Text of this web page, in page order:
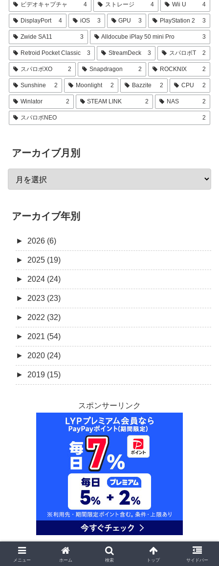
ビデオキャプチャ 4 ストレージ 4 Wii U 4
DisplayPort 4 iOS 3 GPU 3 PlayStation 2 3
Zwide SA11 3 Alldocube iPlay 50 mini Pro 3
Retroid Pocket Classic 3 StreamDeck 3 スパロボT 2
スパロボXO 2 Snapdragon 2 ROCKNIX 2
Sunshine 2 Moonlight 2 Bazzite 2 CPU 2
Winlator 2 STEAM LINK 2 NAS 2
スパロボNEO 2
アーカイブ月別
アーカイブ年別
► 2026 (6)
► 2025 (19)
► 2024 (24)
► 2023 (23)
► 2022 (32)
► 2021 (54)
► 2020 (24)
► 2019 (15)
スポンサーリンク
メニュー ホーム 検索 トップ サイドバー